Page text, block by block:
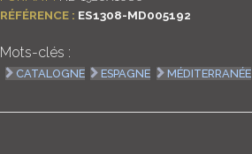
RÉFÉRENCE : ES1308-MD005192
Mots-clés :
CATALOGNE ESPAGNE MÉDITERRANÉE